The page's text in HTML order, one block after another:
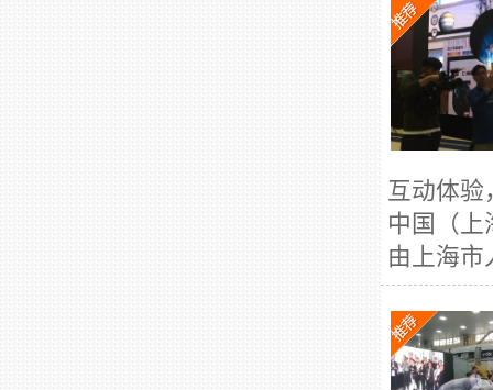
互动体
中国（上
由上海市